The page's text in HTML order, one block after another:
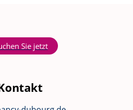
Sie jetzt